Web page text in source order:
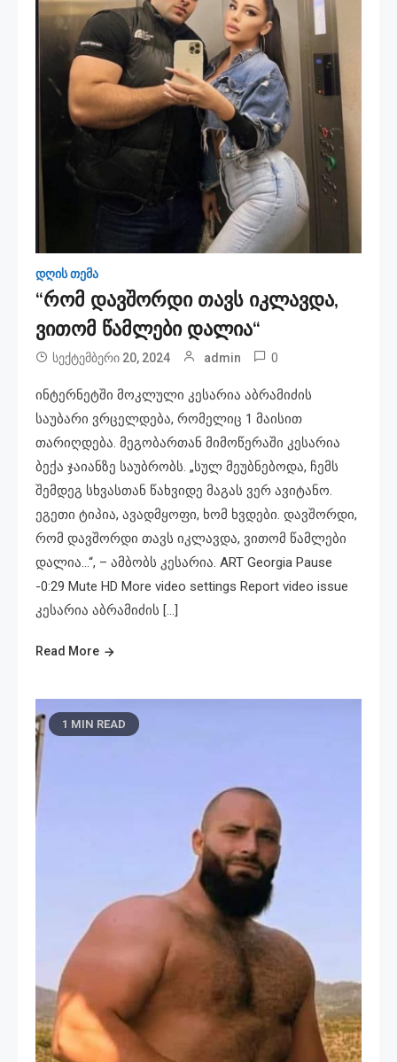
დღის თემა
“რომ დავშორდი თავს იკლავდა,
ვითომ წამლები დალია“
სექტემბერი 20, 2024 admin 0
ინტერნეტში მოკლული კესარია აბრამიძის
საუბარი ვრცელდება, რომელიც 1 მაისით
თარიღდება. მეგობართან მიმოწერაში კესარია
ბექა ჯაიანზე საუბრობს. „სულ მეუბნებოდა, ჩემს
შემდეგ სხვასთან წახვიდე მაგას ვერ ავიტანო.
ეგეთი ტიპია, ავადმყოფი, ხომ ხვდები. დავშორდი,
რომ დავშორდი თავს იკლავდა, ვითომ წამლები
დალია…“, – ამბობს კესარია. ART Georgia Pause
-0:29 Mute HD More video settings Report video issue
კესარია აბრამიძის […]
Read More
1 MIN READ